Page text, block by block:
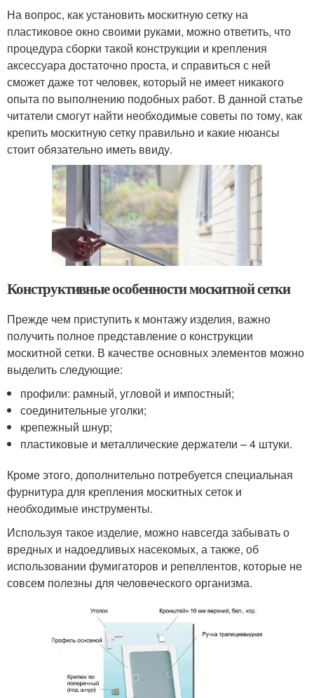
На вопрос, как установить москитную сетку на
пластиковое окно своими руками, можно ответить, что
процедура сборки такой конструкции и крепления
аксессуара достаточно проста, и справиться с ней
сможет даже тот человек, который не имеет никакого
опыта по выполнению подобных работ. В данной статье
читатели смогут найти необходимые советы по тому, как
крепить москитную сетку правильно и какие нюансы
стоит обязательно иметь ввиду.
Конструктивные особенности москитной сетки
Прежде чем приступить к монтажу изделия, важно
получить полное представление о конструкции
москитной сетки. В качестве основных элементов можно
выделить следующие:
профили: рамный, угловой и импостный;
соединительные уголки;
крепежный шнур;
пластиковые и металлические держатели – 4 штуки.
Кроме этого, дополнительно потребуется специальная
фурнитура для крепления москитных сеток и
необходимые инструменты.
Используя такое изделие, можно навсегда забывать о
вредных и надоедливых насекомых, а также, об
использовании фумигаторов и репеллентов, которые не
совсем полезны для человеческого организма.